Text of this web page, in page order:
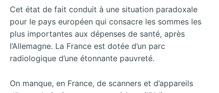
Cet état de fait conduit à une situation paradoxale
pour le pays européen qui consacre les sommes les
plus importantes aux dépenses de santé, après
l’Allemagne. La France est dotée d’un parc
radiologique d’une étonnante pauvreté.
On manque, en France, de scanners et d’appareils